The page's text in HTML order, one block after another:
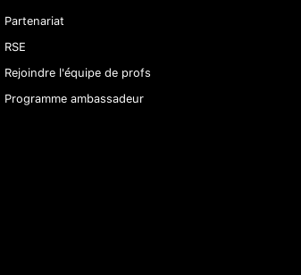
Partenariat
RSE
Rejoindre l'équipe de profs
Programme ambassadeur